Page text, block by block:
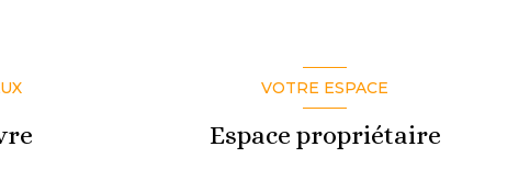
VOTRE ESPACE
Espace propriétaire